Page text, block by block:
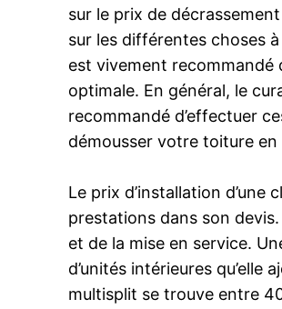
sur le prix de
sur les différentes choses
est vivement recommandé
optimale. En général, le
recommandé d’effectuer
démousser votre toiture en
Le prix d’installation
prestations dans son
et de la mise en service.
d’unités intérieures
multisplit se trouve entre